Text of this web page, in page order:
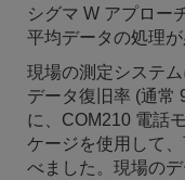
シグマ W アプロー
平均データの処理が
現場の測定システ
データ復旧率 (通常
に、COM210 電話
ケージを使用して
べました。現場の